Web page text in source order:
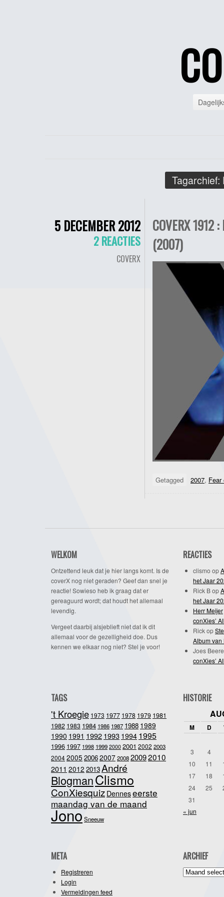
Tagarchief:
5 DECEMBER 2012
2 REACTIES
COVERX
COVERX 1912
(2007)
Getagged 2007,
WELKOM
Ontzettend leuk dat je hier langs komt. Is de
coverX nog niet geraden? Geef dan snel je
reactie! Sowieso heb ik graag dat er
gereaguurd wordt; dat houdt het allemaal
levendig.
Vergeet daarbij alsjeblieft niet dat ik dit
allemaal voor de gezelligheid doe. Dus
kennen we elkaar nog niet? Stel je voor!
REACTIES
clismo op
het Jaar
Rick Bop
het Jaar
Herr Meijer
conXies’
Rickop
Album van
Joes
conXies’
TAGS
't Kroegie 1973 1977 1978 1979 1981
1982 1983 1984 1986 1987 1988 1989
1990 1991 19921993 1994 1995
1996 1997 1998 1999 2000 2001 2002 2003
20042005 20062007200820092010
2011 2012 2013André
BlogmanClismo
ConXiesquiz Denneseerste
maandag van de maand
JonoSneeuw
HISTORIE
M D
3
4
10
11
17
18
24
25
31
« jun
META
Registreren
Login
Vermeldingen feed
ARCHIEF
Archief